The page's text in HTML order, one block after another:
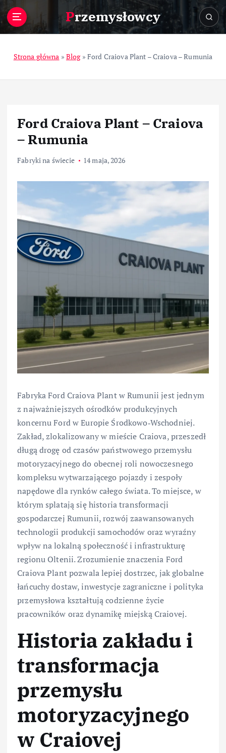
Przemysłowcy
Strona główna » Blog» Ford Craiova Plant – Craiova – Rumunia
Ford Craiova Plant – Craiova
– Rumunia
Fabryki na świecie 14 maja, 2026
Fabryka Ford Craiova Plant w Rumunii jest jednym
z najważniejszych ośrodków produkcyjnych
koncernu Ford w Europie Środkowo‑Wschodniej.
Zakład, zlokalizowany w mieście Craiova, przeszedł
długą drogę od czasów państwowego przemysłu
motoryzacyjnego do obecnej roli nowoczesnego
kompleksu wytwarzającego pojazdy i zespoły
napędowe dla rynków całego świata. To miejsce, w
którym splatają się historia transformacji
gospodarczej Rumunii, rozwój zaawansowanych
technologii produkcji samochodów oraz wyraźny
wpływ na lokalną społeczność i infrastrukturę
regionu Oltenii. Zrozumienie znaczenia Ford
Craiova Plant pozwala lepiej dostrzec, jak globalne
łańcuchy dostaw, inwestycje zagraniczne i polityka
przemysłowa kształtują codzienne życie
pracowników oraz dynamikę miejską Craiovej.
Historia zakładu i
transformacja
przemysłu
motoryzacyjnego
w Craiovej